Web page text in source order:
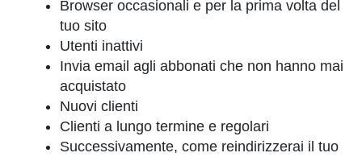
Browser occasionali e per la prima volta del
tuo sito
Utenti inattivi
Invia email agli abbonati che non hanno mai
acquistato
Nuovi clienti
Clienti a lungo termine e regolari
Successivamente, come reindirizzerai il tuo